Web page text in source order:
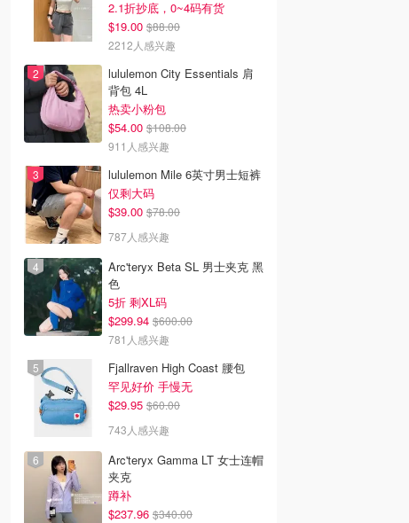
2.1折抄底，0~4码有货
$19.00 $88.00
2212人感兴趣
lululemon City Essentials 肩
背包 4L
热卖小粉包
$54.00 $108.00
911人感兴趣
lululemon Mile 6英寸男士短裤
仅剩大码
$39.00 $78.00
787人感兴趣
Arc'teryx Beta SL 男士夹克 黑
色
5折 剩XL码
$299.94 $600.00
781人感兴趣
Fjallraven High Coast 腰包
罕见好价 手慢无
$29.95 $60.00
743人感兴趣
Arc'teryx Gamma LT 女士连帽
夹克
蹲补
$237.96 $340.00